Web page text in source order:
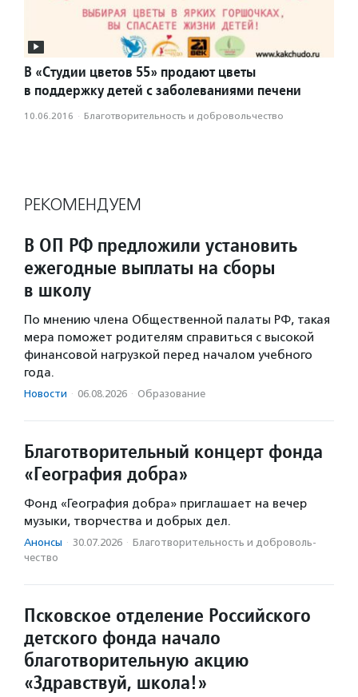
В «Студии цветов 55» продают цветы
в поддержку детей с заболеваниями печени
10.06.2016 · Благотвори­тель­ность и доброволь­чест­во
РЕКОМЕНДУЕМ
В ОП РФ предложили установить
ежегодные выплаты на сборы
в школу
По мнению члена Общественной палаты РФ, такая
мера поможет родителям справиться с высокой
финансовой нагрузкой перед началом учебного
года.
Новости · 06.08.2026 · Образование
Благотворительный концерт фонда
«География добра»
Фонд «География добра» приглашает на вечер
музыки, творчества и добрых дел.
Анонсы · 30.07.2026 · Благотвори­тель­ность и доброволь­
чест­во
Псковское отделение Российского
детского фонда начало
благотворительную акцию
«Здравствуй, школа!»